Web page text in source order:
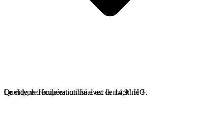
Le vide de récupération final est de 14,9" HG.
Quel type d'huile est utilisé avec la machine ?